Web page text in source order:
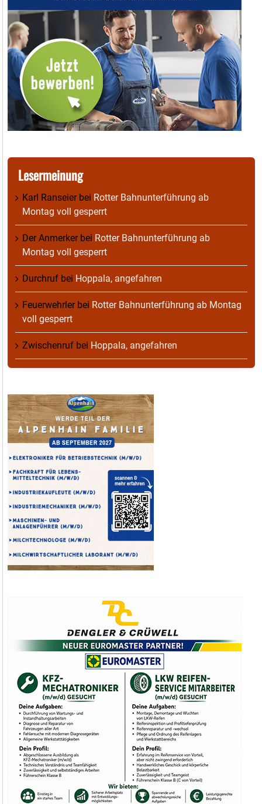
Lesermeinung
Karl Ranseierbei Rotter Bahnunterführung ab
Montag voll gesperrt
Der Anmerkerbei Rotter Bahnunterführung ab
Montag voll gesperrt
Durchruf bei Hoppala, angefahren
Feuerwehrlerbei Rotter Bahnunterführung ab Montag
voll gesperrt
Zwischenruf bei Hoppala, angefahren